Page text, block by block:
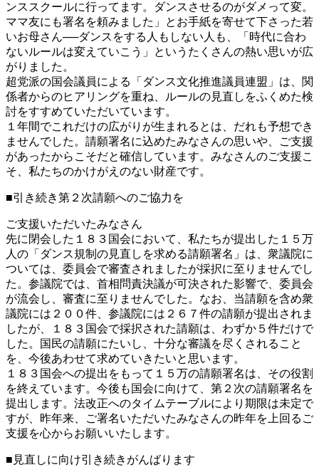
ンススクールに行ってます。ダンスさせるのがダメって変。
ママ友にも署名を頼みました」とお手紙を寄せて下さった若
いお母さん──ダンスをする人もしない人も、「時代に合わ
ないルールは変えていこう」というたくさんの熱い思いが広
がりました。
超党派の国会議員による「ダンス文化推進議員連盟」は、関
係者からのヒアリングを重ね、ルールの見直しをふくめた検
討をすすめていただいています。
１年間でこれだけの広がりが生まれるとは、だれも予想でき
ませんでした。請願署名に込めたみなさんの思いや、ご支援
があったからこそだと確信しています。みなさんのご支援こ
そ、私たちのかけがえのない財産です。
■引き続き第２次請願へのご協力を
ご支援いただいたみなさん
先に閉会した１８３国会において、私たちが提出した１５万
人の「ダンス規制の見直しを求める請願署名」は、衆議院に
ついては、委員会で審査されましたが採択に至りませんでし
た。参議院では、首相問責決議が可決された影響で、委員会
が流会し、審査に至りませんでした。なお、当請願を含め衆
議院には２００件、参議院には２６７件の請願が提出されま
したが、１８３国会で採択された請願は、わずか５件だけで
した。国民の請願にたいし、十分な審議を尽くされること
を、今後あわせて求めていきたいと思います。
１８３国会への提出をもって１５万の請願署名は、その役割
を終えています。今後も国会に向けて、第２次の請願署名を
提出します。法改正へのタイムテーブルにより期限は未定で
すが、昨年来、ご署名いただいたみなさんの昨年を上回るご
支援を心からお願いいたします。
■見直しに向け引き続きがんばります